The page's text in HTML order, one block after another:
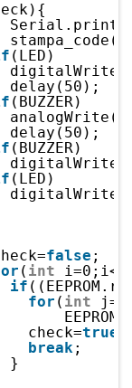
Serial.print(
(LED)
delay(50);
(BUZZER)
delay(50);
(BUZZER)
(LED)
false
( int
if
for ( int
check=true
break
}